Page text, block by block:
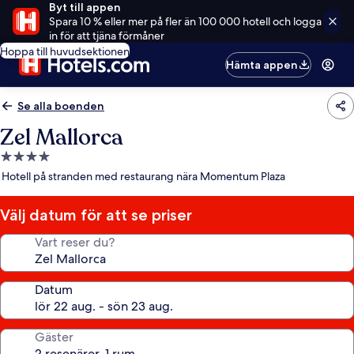
Byt till appen
Spara 10 % eller mer på fler än 100 000 hotell och logga
in för att tjäna förmåner
Hoppa till huvudsektionen
Hämta appen
Se alla boenden
Zel Mallorca
4.0-
stjärnigt
Hotell på stranden med restaurang nära Momentum Plaza
Välj datum för att se priser
Vart reser du?
Datum
Gäster